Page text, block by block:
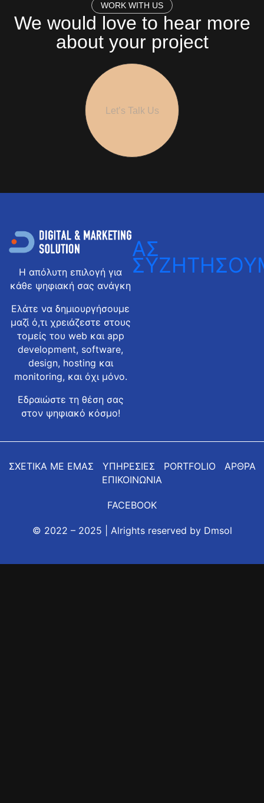
WORK WITH US
We would love to hear more
about your project
Let’s Talk Us
Η απόλυτη επιλογή για
κάθε ψηφιακή σας ανάγκη
Ελάτε να δημιουργήσουμε
μαζί ό,τι χρειάζεστε στους
τομείς του web και app
development, software,
design, hosting και
monitoring, και όχι μόνο.
Εδραιώστε τη θέση σας
στον ψηφιακό κόσμο!
ΑΣ
© 2022 – 2025 | Alrights reserved by Dmsol
FACEBOOK
ΣΧΕΤΙΚΑ ΜΕ ΕΜΑΣ ΥΠΗΡΕΣΙΕΣ PORTFOLIO
ΑΡΘΡΑ
ΕΠΙΚΟΙΝΩΝΙΑ